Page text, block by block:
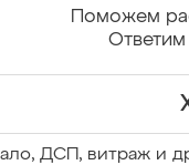
Поможем
Ответим
ДСП, витраж и